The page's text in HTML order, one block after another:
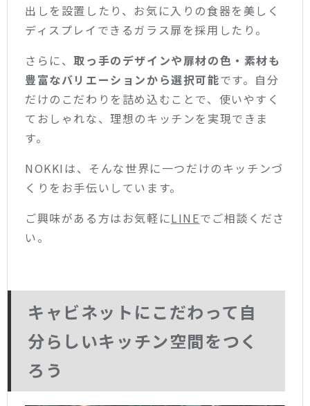
出しを設置したり、お気に入りの食器を美しく
ディスプレイできるガラス扉を採用したり。
さらに、取っ手のデザインや扉材の色・素材も
豊富なバリエーションから選択可能です。自分
だけのこだわりを詰め込むことで、使いやすく
ておしゃれな、理想のキッチンを実現できま
す。
NOKKIは、そんな世界に一つだけのキッチンづ
くりをお手伝いしています。
ご興味がある方はお気軽にLINEでご相談くださ
い。
キャビネットにこだわって自
分らしいキッチン空間をつく
ろう